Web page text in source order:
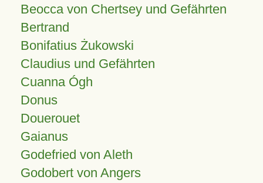
Beocca von Chertsey und Gefährten
Bertrand
Bonifatius Żukowski
Claudius und Gefährten
Cuanna Ógh
Donus
Douerouet
Gaianus
Godefried von Aleth
Godobert von Angers